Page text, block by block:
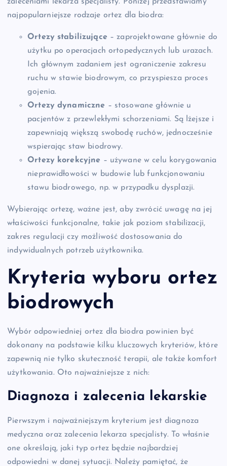
najpopularniejsze rodzaje ortez dla biodra:
Ortezy stabilizujące– zaprojektowane głównie do
użytku po operacjach ortopedycznych lub urazach.
Ich głównym zadaniem jest ograniczenie zakresu
ruchu w stawie biodrowym, co przyspiesza proces
gojenia.
Ortezy dynamiczne – stosowane głównie u
pacjentów z przewlekłymi schorzeniami. Są lżejsze i
zapewniają większą swobodę ruchów, jednocześnie
wspierając staw biodrowy.
Ortezy korekcyjne – używane w celu korygowania
nieprawidłowości w budowie lub funkcjonowaniu
stawu biodrowego, np. w przypadku dysplazji.
Wybierając ortezę, ważne jest, aby zwrócić uwagę na jej
właściwości funkcjonalne, takie jak poziom stabilizacji,
zakres regulacji czy możliwość dostosowania do
indywidualnych potrzeb użytkownika.
Kryteria wyboru ortez
biodrowych
Wybór odpowiedniej ortez dla biodra powinien być
dokonany na podstawie kilku kluczowych kryteriów, które
zapewnią nie tylko skuteczność terapii, ale także komfort
użytkowania. Oto najważniejsze z nich:
Diagnoza i zalecenia lekarskie
Pierwszym i najważniejszym kryterium jest diagnoza
medyczna oraz zalecenia lekarza specjalisty. To właśnie
one określają, jaki typ ortez będzie najbardziej
odpowiedni w danej sytuacji. Należy pamiętać, że